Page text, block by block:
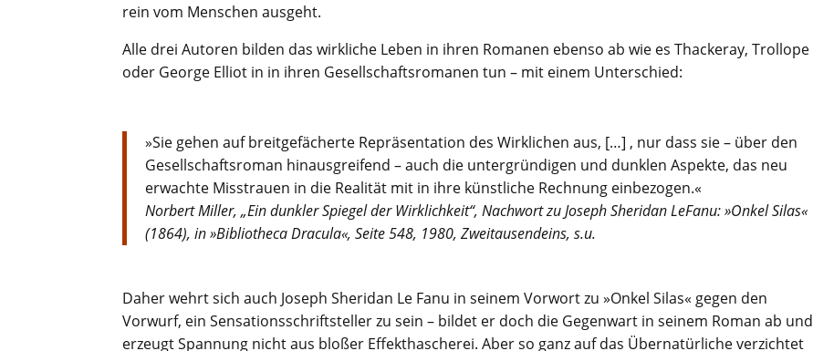
rein vom Menschen ausgeht.
Alle drei Autoren bilden das wirkliche Leben in ihren Romanen ebenso ab wie es Thackeray, Trollope
oder George Elliot in in ihren Gesellschaftsromanen tun – mit einem Unterschied:
»Sie gehen auf breitgefächerte Repräsentation des Wirklichen aus, […] , nur dass sie – über den
Gesellschaftsroman hinausgreifend – auch die untergründigen und dunklen Aspekte, das neu
erwachte Misstrauen in die Realität mit in ihre künstliche Rechnung einbezogen.«
Norbert Miller, „Ein dunkler Spiegel der Wirklichkeit“, Nachwort zu Joseph Sheridan LeFanu: »Onkel Silas«
(1864), in »Bibliotheca Dracula«, Seite 548, 1980, Zweitausendeins, s.u.
Daher wehrt sich auch Joseph Sheridan Le Fanu in seinem Vorwort zu »Onkel Silas« gegen den
Vorwurf, ein Sensationsschriftsteller zu sein – bildet er doch die Gegenwart in seinem Roman ab und
erzeugt Spannung nicht aus bloßer Effekthascherei. Aber so ganz auf das Übernatürliche verzichtet